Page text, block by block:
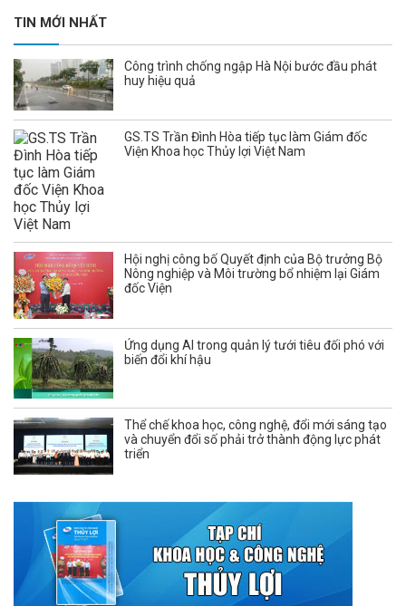
TIN MỚI NHẤT
Công trình chống ngập Hà Nội bước đầu phát
huy hiệu quả
GS.TS Trần Đình Hòa tiếp tục làm Giám đốc
Viện Khoa học Thủy lợi Việt Nam
Hội nghị công bố Quyết định của Bộ trưởng Bộ
Nông nghiệp và Môi trường bổ nhiệm lại Giám
đốc Viện
Ứng dụng AI trong quản lý tưới tiêu đối phó với
biến đổi khí hậu
Thể chế khoa học, công nghệ, đổi mới sáng tạo
và chuyển đổi số phải trở thành động lực phát
triển